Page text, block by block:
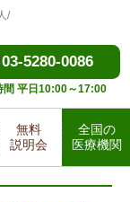
/
03-5280-0086
間 平日10:00～17:00
無料
説明会
全国の
医療機関